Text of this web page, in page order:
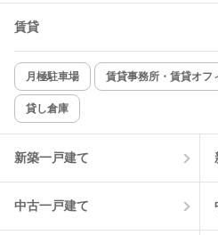
新着のみ
該当件数:
賃貸
月極駐車場 賃貸事務所・賃貸オフ
貸し倉庫
新築一戸建て
中古一戸建て